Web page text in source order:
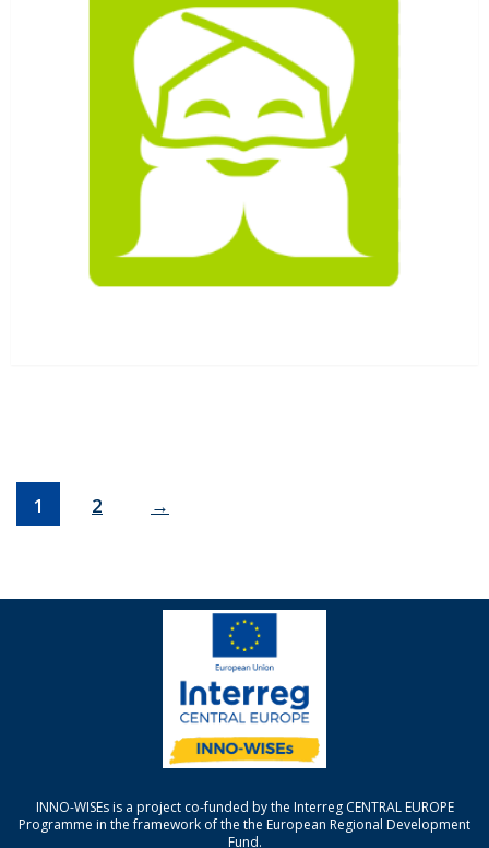
1 2 →
INNO-WISEs is a project co-funded by the Interreg CENTRAL EUROPE
Programme in the framework of the the European Regional Development
Fund.